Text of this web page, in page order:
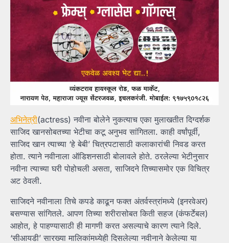
अभिनेत्री(actress) नवीना बोलेने नुकत्याच एका मुलाखतीत दिग्दर्शक
साजिद खानसोबतच्या भेटीचा कटू अनुभव सांगितला. काही वर्षांपूर्वी,
साजिद खान त्याच्या ‘हे बेबी’ चित्रपटासाठी कलाकारांची निवड करत
होता. त्याने नवीनाला ऑडिशनसाठी बोलावले होते. ठरलेल्या भेटीनुसार
नवीना त्याच्या घरी पोहोचली असता, साजिदने तिच्यासमोर एक विचित्र
अट ठेवली.
साजिदने नवीनाला तिचे कपडे काढून फक्त अंतर्वस्त्रांमध्ये (इनरवेअर)
बसण्यास सांगितले. आपण तिच्या शरीरासोबत किती सहज (कंफर्टेबल)
आहोत, हे पाहण्यासाठी ही मागणी करत असल्याचे कारण त्याने दिले.
‘सीआयडी’ सारख्या मालिकांमध्येही दिसलेल्या नवीनाने केलेल्या या